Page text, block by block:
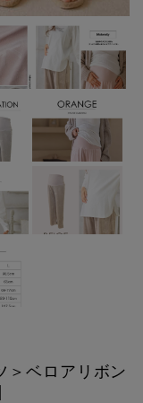
＞ベロアリボン